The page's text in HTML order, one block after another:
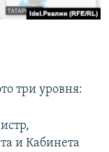
три уровня:
и Кабинета